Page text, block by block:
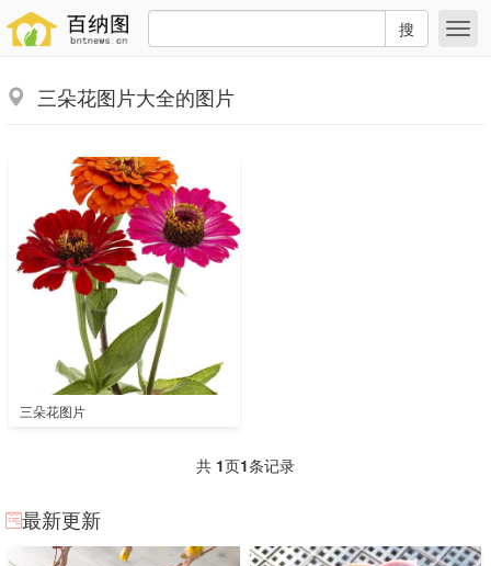
搜
三朵花图片大全的图片
三朵花图片
共 1页1条记录
最新更新